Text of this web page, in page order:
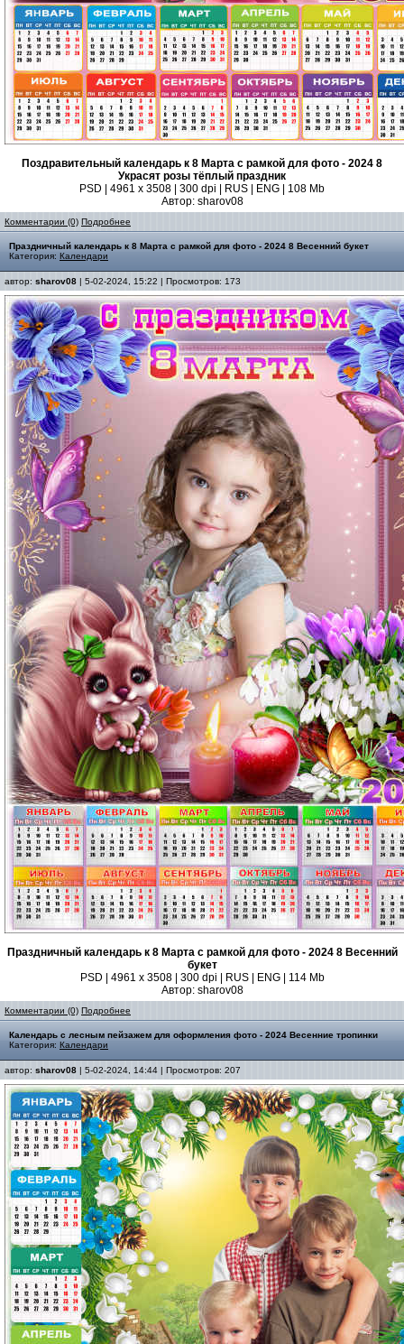
Поздравительный календарь к 8 Марта с рамкой для фото - 2024 8
Украсят розы тёплый праздник
PSD | 4961 х 3508 | 300 dpi | RUS | ENG | 108 Mb
Автор: sharov08
Комментарии (0) Подробнее
Праздничный календарь к 8 Марта с рамкой для фото - 2024 8 Весенний букет
Категория: Календари
автор: sharov08 | 5-02-2024, 15:22 | Просмотров: 173
Праздничный календарь к 8 Марта с рамкой для фото - 2024 8 Весенний
букет
PSD | 4961 х 3508 | 300 dpi | RUS | ENG | 114 Mb
Автор: sharov08
Комментарии (0) Подробнее
Календарь с лесным пейзажем для оформления фото - 2024 Весенние тропинки
Категория: Календари
автор: sharov08 | 5-02-2024, 14:44 | Просмотров: 207